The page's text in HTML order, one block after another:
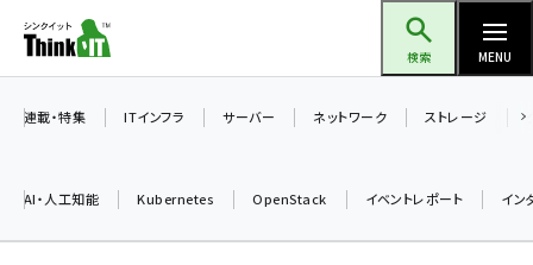
ン
ツ
検索 MENU
連載・特集 ITインフラ サーバー ネットワーク ストレージ
AI・人工知能 Kubernetes OpenStack イベントレポート イン